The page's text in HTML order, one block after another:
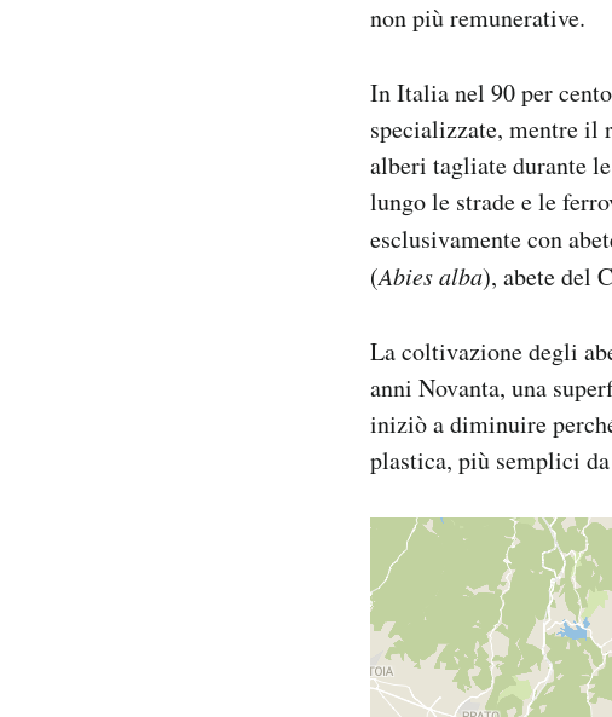
non più remunerative.
In Italia nel 90 per
specializzate, mentre il
alberi tagliate durante
lungo le strade e le
esclusivamente con
(Abies alba), abete del
La coltivazione degli
anni Novanta, una
iniziò a diminuire
plastica, più semplici